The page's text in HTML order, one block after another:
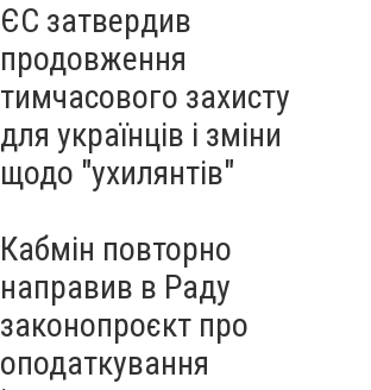
ЄС затвердив
продовження
тимчасового захисту
для українців і зміни
щодо "ухилянтів"
Кабмін повторно
направив в Раду
законопроєкт про
оподаткування